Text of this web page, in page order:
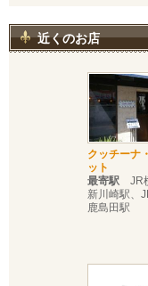
近くのお店
クッチーナ
ット
最寄駅 JR
新川崎駅、
鹿島田駅